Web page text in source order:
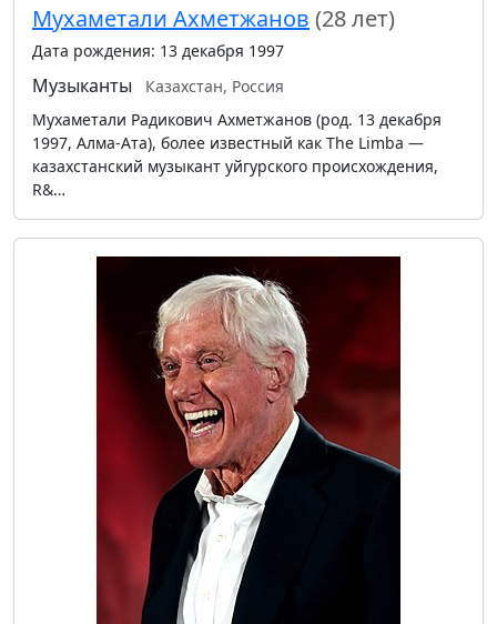
Мухаметали Ахметжанов (28 лет)
Дата рождения: 13 декабря 1997
Музыканты
Казахстан, Россия
Мухаметали Радикович Ахметжанов (род. 13 декабря
1997, Алма-Ата), более известный как The Limba —
казахстанский музыкант уйгурского происхождения,
R&…